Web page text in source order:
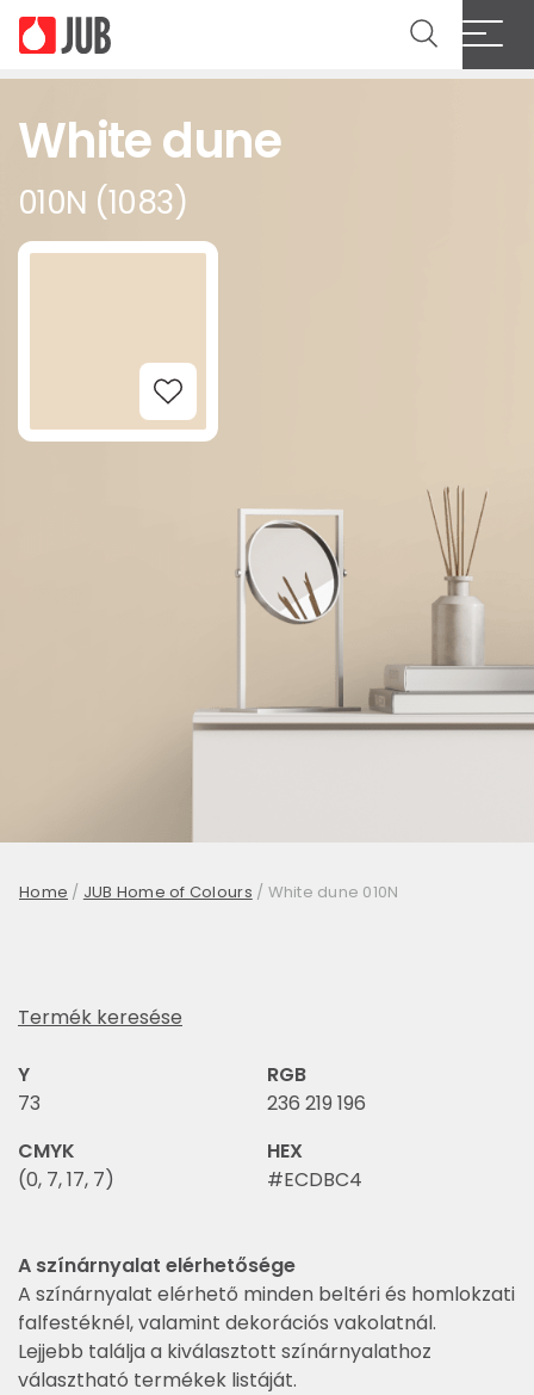
White dune
010N (1083)
Add to Wishlist
Home / JUB Home of Colours / White dune 010N
Termék keresése
Y
73
RGB
236 219 196
CMYK
(0, 7, 17, 7)
HEX
#ECDBC4
A színárnyalat elérhetősége
A színárnyalat elérhető minden beltéri és homlokzati
falfestéknél, valamint dekorációs vakolatnál.
Lejjebb találja a kiválasztott színárnyalathoz
választható termékek listáját.